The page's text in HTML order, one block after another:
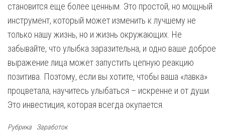
становится еще более ценным. Это простой, но мощный
инструмент, который может изменить к лучшему не
только нашу жизнь, но и жизнь окружающих. Не
забывайте, что улыбка заразительна, и одно ваше доброе
выражение лица может запустить цепную реакцию
позитива. Поэтому, если вы хотите, чтобы ваша «лавка»
процветала, научитесь улыбаться – искренне и от души.
Это инвестиция, которая всегда окупается.
Рубрика Заработок